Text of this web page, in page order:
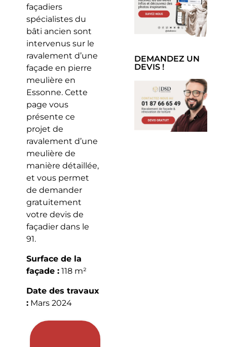
façadiers
spécialistes du
bâti ancien sont
intervenus sur le
ravalement d’une
façade en pierre
meulière en
Essonne. Cette
page vous
présente ce
projet de
ravalement d’une
meulière de
manière détaillée,
et vous permet
de demander
gratuitement
votre devis de
façadier dans le
91.
Surface de la
façade :118 m²
Date des travaux
:Mars 2024
DEMANDEZ UN
DEVIS !